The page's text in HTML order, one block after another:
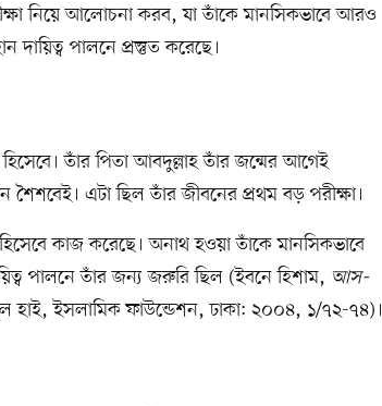
নিয়ে আলোচনা করব, যা তাঁকে মানসিকভাবে আরও
দায়িত্ব পালনে প্রস্তুত করেছে।
তাঁর পিতা আবদুল্লাহ তাঁর জন্মের আগেই
এটা ছিল তাঁর জীবনের প্রথম বড় পরীক্ষা।
কাজ করেছে। অনাথ হওয়া তাঁকে মানসিকভাবে
পালনে তাঁর জন্য জরুরি ছিল (ইবনে হিশাম, আস-
ইসলামিক ফাউন্ডেশন, ঢাকা: ২০০৪, ১/৭২-৭৪)।